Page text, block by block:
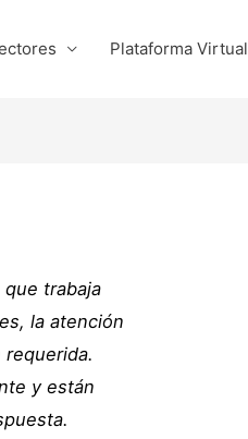
Plataforma Virtual
trabaja
la atención
y están